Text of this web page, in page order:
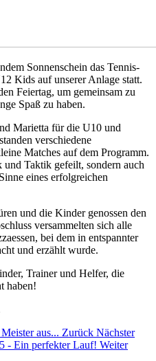
Sonnenschein das Tennis-
Kids auf unserer Anlage statt.
Feiertag, um gemeinsam zu
Spaß zu haben.
Marietta für die U10 und
verschiedene
Matches auf dem Programm.
Taktik gefeilt, sondern auch
eines erfolgreichen
und die Kinder genossen den
versammelten sich alle
bei dem in entspannter
und erzählt wurde.
Trainer und Helfer, die
haben!
aus... Zurück Nächster
- Ein perfekter Lauf! Weiter